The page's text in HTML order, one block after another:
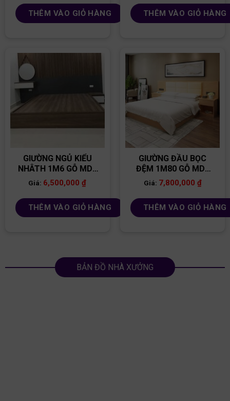
THÊM VÀO GIỎ HÀNG THÊM VÀO GIỎ HÀNG
GIƯỜNG NGỦ KIỂU
NHÂTH 1M6 GỖ MDF
GN58
Giá: 6,500,000₫
THÊM VÀO GIỎ HÀNG
GIƯỜNG ĐẦU BỌC
ĐỆM 1M80 GỖ MDF
GN59
Giá: 7,800,000 ₫
THÊM VÀO GIỎ HÀNG
BẢN ĐỒ NHÀ XƯỞNG